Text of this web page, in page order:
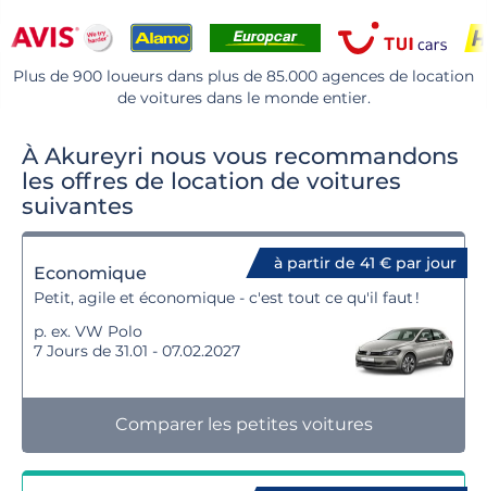
Plus de 900 loueurs dans plus de 85.000 agences de location
de voitures dans le monde entier.
À Akureyri nous vous recommandons
les offres de location de voitures
suivantes
à partir de 41 € par jour
Economique
Petit, agile et économique - c'est tout ce qu'il faut !
p. ex. VW Polo
7 Jours de 31.01 - 07.02.2027
Comparer les petites voitures